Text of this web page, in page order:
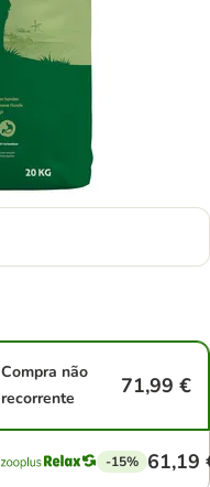
Compra não
recorrente
71,99 €
-15% 61,19